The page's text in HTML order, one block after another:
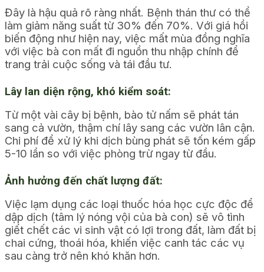
Đây là hậu quả rõ ràng nhất. Bệnh thán thư có thể
làm giảm năng suất từ 30% đến 70%. Với giá hồi
biến động như hiện nay, việc mất mùa đồng nghĩa
với việc bà con mất đi nguồn thu nhập chính để
trang trải cuộc sống và tái đầu tư.
Lây lan diện rộng, khó kiểm soát:
Từ một vài cây bị bệnh, bào tử nấm sẽ phát tán
sang cả vườn, thậm chí lây sang các vườn lân cận.
Chi phí để xử lý khi dịch bùng phát sẽ tốn kém gấp
5-10 lần so với việc phòng trừ ngay từ đầu.
Ảnh hưởng đến chất lượng đất:
Việc lạm dụng các loại thuốc hóa học cực độc để
dập dịch (tâm lý nóng vội của bà con) sẽ vô tình
giết chết các vi sinh vật có lợi trong đất, làm đất bị
chai cứng, thoái hóa, khiến việc canh tác các vụ
sau càng trở nên khó khăn hơn.